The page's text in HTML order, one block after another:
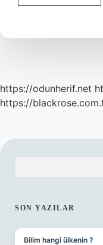
https://odunherif.net
https://
SON YAZILAR
Bilim hangi ülkenin ?